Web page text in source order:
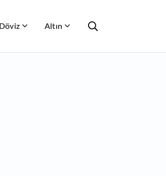
Döviz Altın